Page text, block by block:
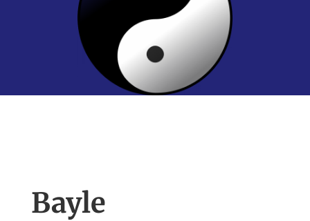
Bayle